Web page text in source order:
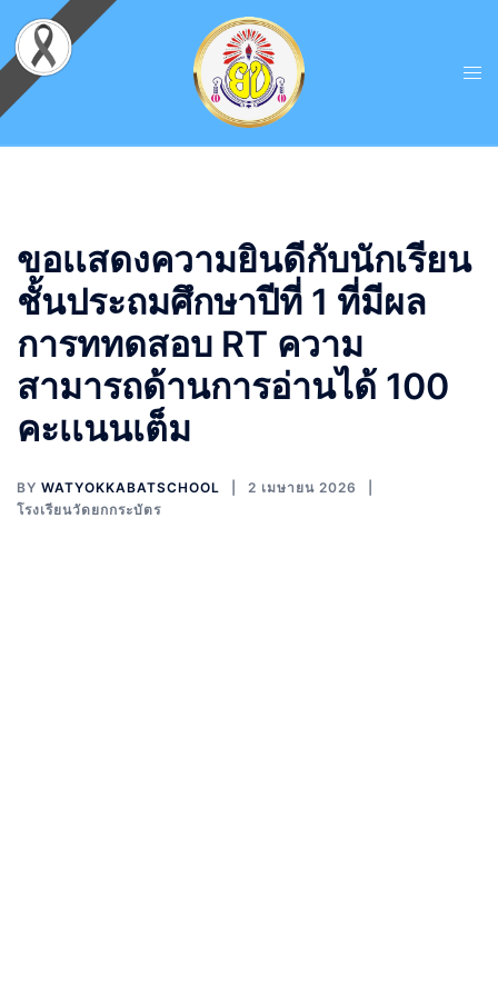
ขอเเสดงความยินดีกับนักเรียน
ชั้นประถมศึกษาปีที่ 1 ที่มีผล
การททดสอบ RT ความ
สามารถด้านการอ่านได้ 100
คะเเนนเต็ม
BY WATYOKKABATSCHOOL
2 เมษายน 2026
โรงเรียนวัดยกกระบัตร